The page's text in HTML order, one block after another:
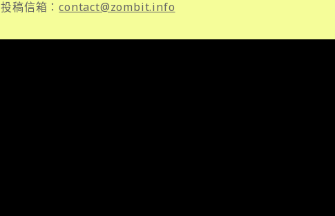
投稿信箱：contact@zombit.info